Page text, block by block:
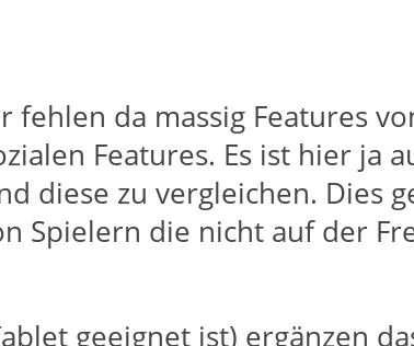
da massig Features
Features. Es ist hier ja
diese zu vergleichen. Dies
Spielern die nicht auf der
geeignet ist) ergänzen